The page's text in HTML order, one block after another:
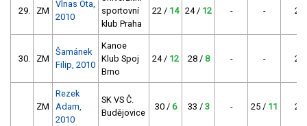
29. ZM
Vlnas Ota,
2010
sportovní
klub Praha
22 / 14 24 / 12 - - 26
30. ZM
Šamánek
Filip, 2010
Kanoe
Klub Spoj
Brno
24 / 12 28 / 8 - - 20
ZM
Rezek
Adam,
2010
SK VS Č.
Budějovice
30 / 6 33 / 3 - 25 / 11 20